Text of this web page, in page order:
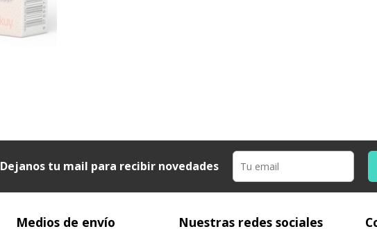
Dejanos tu mail para recibir novedades
Medios de envío Nuestras redes sociales